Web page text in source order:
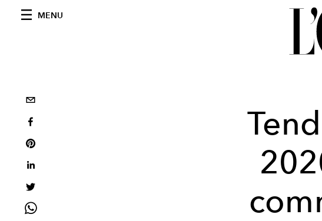
MENU